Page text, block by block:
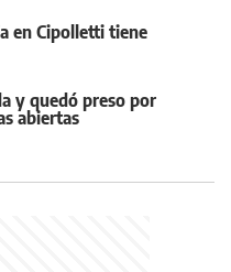
en Cipolletti tiene
y quedó preso por
abiertas